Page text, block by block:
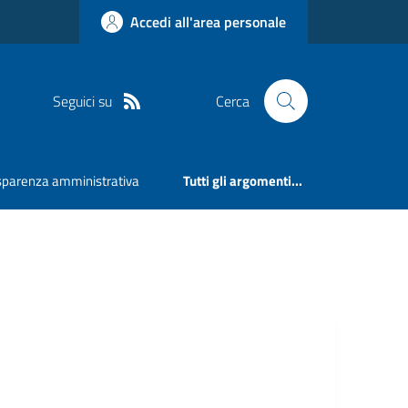
Accedi all'area personale
Seguici su Cerca
amministrativa Tutti gli argomenti...